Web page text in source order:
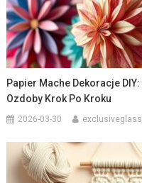
Papier Mache Dekoracje
Ozdoby Krok Po Kroku
2026-03-30